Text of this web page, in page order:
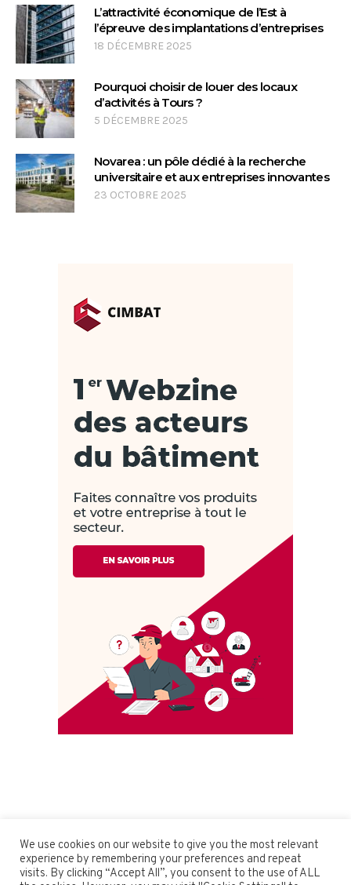
L’attractivité économique de l’Est à
l’épreuve des implantations d’entreprises
18 DÉCEMBRE 2025
Pourquoi choisir de louer des locaux
d’activités à Tours ?
5 DÉCEMBRE 2025
Novarea : un pôle dédié à la recherche
universitaire et aux entreprises innovantes
23 OCTOBRE 2025
We use cookies on our website to give you the most relevant
experience by remembering your preferences and repeat
visits. By clicking “Accept All”, you consent to the use of ALL